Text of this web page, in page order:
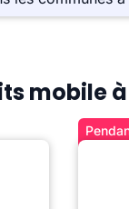
mobile